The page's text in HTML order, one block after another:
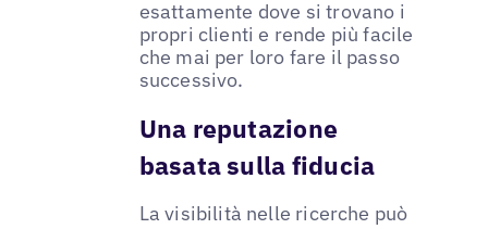
esattamente dove si trovano i
propri clienti e rende più facile
che mai per loro fare il passo
successivo.
Una reputazione
basata sulla fiducia
La visibilità nelle ricerche può